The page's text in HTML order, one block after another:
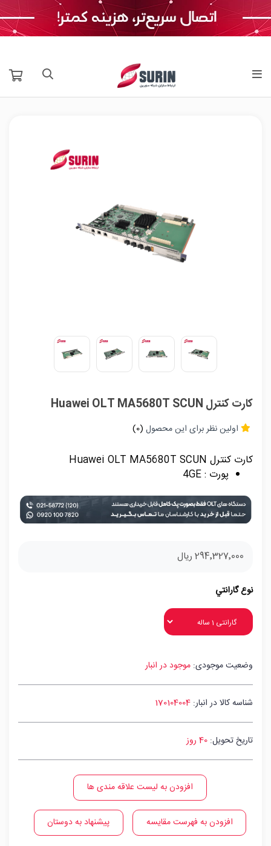
کارت کنترل Huawei OLT MA5680T SCUN
اولین نظر برای این محصول (0)
کارت کنترل Huawei OLT MA5680T SCUN
پورت : 4GE
294٬327٬000 ریال
نوع گارانتي
وضعیت موجودی: موجود در انبار
شناسه کالا در انبار: 170104004
تاریخ تحویل: 40 روز
افزودن به لیست علاقه مندی ها
افزودن به فهرست مقایسه پیشنهاد به دوستان